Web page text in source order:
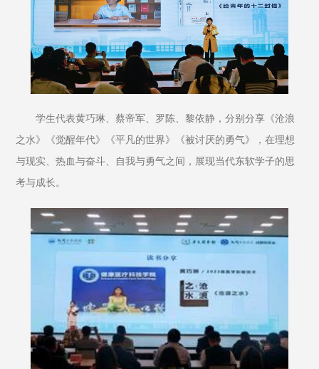
学生代表黄巧琳、蔡帝军、罗陈、黎依静，分别分享《沧浪
之水》《觉醒年代》《平凡的世界》《被讨厌的勇气》，在理想
与现实、热血与奋斗、自我与勇气之间，展现当代东软学子的思
考与成长。